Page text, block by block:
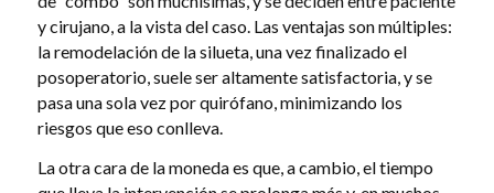
y cirujano, a la vista del caso. Las ventajas son múltiples:
la remodelación de la silueta, una vez finalizado el
posoperatorio, suele ser altamente satisfactoria, y se
pasa una sola vez por quirófano, minimizando los
riesgos que eso conlleva.
La otra cara de la moneda es que, a cambio, el tiempo